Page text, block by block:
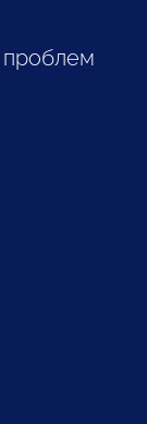
проблем